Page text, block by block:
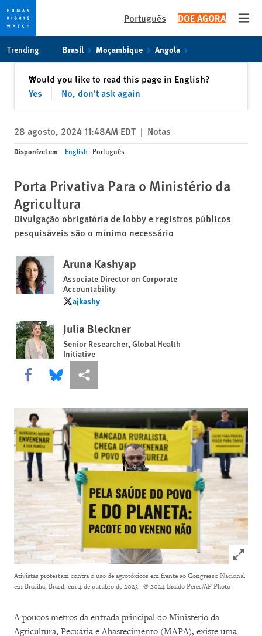
content
Português DOE AGORA
Trending Brasil Moçambique Angola
Would you like to read this page in English?
Yes
No, don't ask again
✕Fechar
28 agosto, 2024 11:48AM EDT | Notas
Disponível em English Português
Porta Privativa Para o Ministério da
Agricultura
Divulgação obrigatória de lobby e registros públicos
pesquisáveis são o mínimo necessário
Aruna Kashyap
Associate Director on Corporate
Accountability
ajkashy
ajkashy
Julia Bleckner
Senior Researcher, Global Health
Initiative
Share this via Facebook
Share this via Bluesky
Share this via Compartilhar
Click to
Ativistas protestam contra o uso de agrotóxicos em frente ao Congresso Nacional
em Brasília, Brasil, em 4 de outubro de 2023. © 2024 Eraldo Peres/AP Photo
A poucos metros da entrada principal do Ministério da
Agricultura, Pecuária e Abastecimento (MAPA), existe uma